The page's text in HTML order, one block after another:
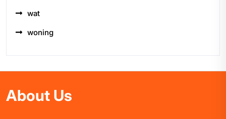
wat
woning
About Us